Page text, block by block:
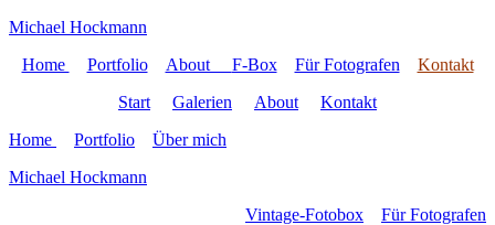
Michael Hockmann
Home
Portfolio About F-Box Für Fotografen
Kontakt
Start
Galerien About
Kontakt
Home
Portfolio
Über mich
Michael Hockmann
Vintage-Fotobox
Für Fotografen